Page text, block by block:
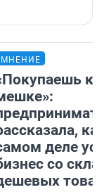
МНЕНИЕ
деле
со